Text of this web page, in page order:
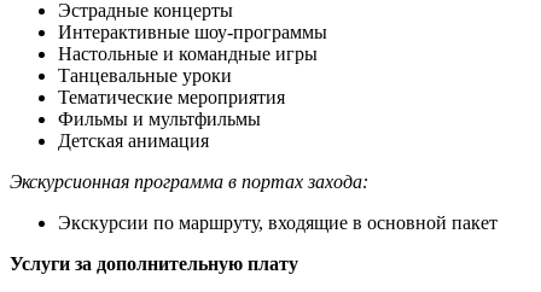
Эстрадные концерты
Интерактивные шоу-программы
Настольные и командные игры
Танцевальные уроки
Тематические мероприятия
Фильмы и мультфильмы
Детская анимация
Экскурсионная программа в портах захода:
Экскурсии по маршруту, входящие в основной пакет
Услуги за дополнительную плату